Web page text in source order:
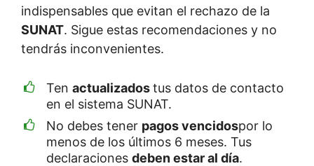
indispensables que evitan el rechazo de la
SUNAT. Sigue estas recomendaciones y no
tendrás inconvenientes.
Ten actualizadostus datos de contacto
en el sistema SUNAT.
No debes tener pagos vencidospor lo
menos de los últimos 6 meses. Tus
declaraciones deben estar al día.